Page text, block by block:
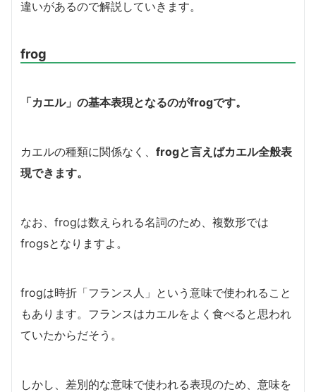
違いがあるので解説していきます。
frog
「カエル」の基本表現となるのがfrogです。
カエルの種類に関係なく、 frogと言えばカエル全般表
現できます。
なお、frogは数えられる名詞のため、複数形では
frogsとなりますよ。
frogは時折「フランス人」という意味で使われること
もあります。フランスはカエルをよく食べると思われ
ていたからだそう。
しかし、差別的な意味で使われる表現のため、意味を